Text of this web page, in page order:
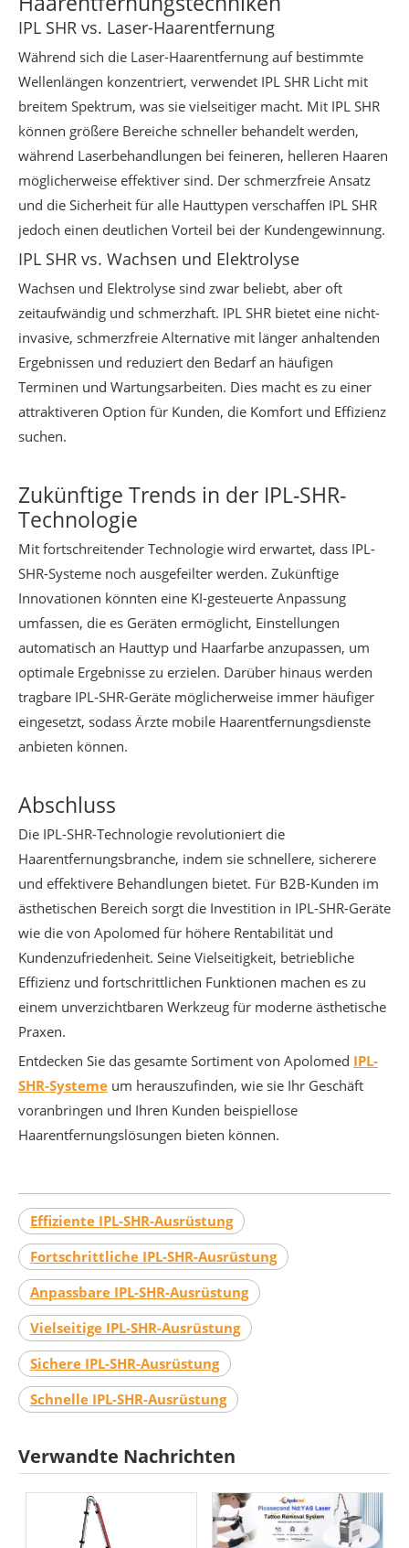
IPL SHR vs. Laser-Haarentfernung
Während sich die Laser-Haarentfernung auf bestimmte
Wellenlängen konzentriert, verwendet IPL SHR Licht mit
breitem Spektrum, was sie vielseitiger macht. Mit IPL SHR
können größere Bereiche schneller behandelt werden,
während Laserbehandlungen bei feineren, helleren Haaren
möglicherweise effektiver sind. Der schmerzfreie Ansatz
und die Sicherheit für alle Hauttypen verschaffen IPL SHR
jedoch einen deutlichen Vorteil bei der Kundengewinnung.
IPL SHR vs. Wachsen und Elektrolyse
Wachsen und Elektrolyse sind zwar beliebt, aber oft
zeitaufwändig und schmerzhaft. IPL SHR bietet eine nicht-
invasive, schmerzfreie Alternative mit länger anhaltenden
Ergebnissen und reduziert den Bedarf an häufigen
Terminen und Wartungsarbeiten. Dies macht es zu einer
attraktiveren Option für Kunden, die Komfort und Effizienz
suchen.
Zukünftige Trends in der IPL-SHR-
Technologie
Mit fortschreitender Technologie wird erwartet, dass IPL-
SHR-Systeme noch ausgefeilter werden. Zukünftige
Innovationen könnten eine KI-gesteuerte Anpassung
umfassen, die es Geräten ermöglicht, Einstellungen
automatisch an Hauttyp und Haarfarbe anzupassen, um
optimale Ergebnisse zu erzielen. Darüber hinaus werden
tragbare IPL-SHR-Geräte möglicherweise immer häufiger
eingesetzt, sodass Ärzte mobile Haarentfernungsdienste
anbieten können.
Abschluss
Die IPL-SHR-Technologie revolutioniert die
Haarentfernungsbranche, indem sie schnellere, sicherere
und effektivere Behandlungen bietet. Für B2B-Kunden im
ästhetischen Bereich sorgt die Investition in IPL-SHR-Geräte
wie die von Apolomed für höhere Rentabilität und
Kundenzufriedenheit. Seine Vielseitigkeit, betriebliche
Effizienz und fortschrittlichen Funktionen machen es zu
einem unverzichtbaren Werkzeug für moderne ästhetische
Praxen.
Entdecken Sie das gesamte Sortiment von Apolomed IPL-
SHR-Systeme um herauszufinden, wie sie Ihr Geschäft
voranbringen und Ihren Kunden beispiellose
Haarentfernungslösungen bieten können.
Effiziente IPL-SHR-Ausrüstung
Fortschrittliche IPL-SHR-Ausrüstung
Anpassbare IPL-SHR-Ausrüstung
Vielseitige IPL-SHR-Ausrüstung
Sichere IPL-SHR-Ausrüstung
Schnelle IPL-SHR-Ausrüstung
Verwandte Nachrichten